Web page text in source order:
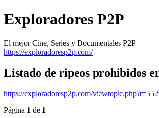
Exploradores P2P
El mejor Cine, Series y Documentales P2P
https://exploradoresp2p.com/
Listado de ripeos prohibidos
https://exploradoresp2p.com/
Página 1 de 1